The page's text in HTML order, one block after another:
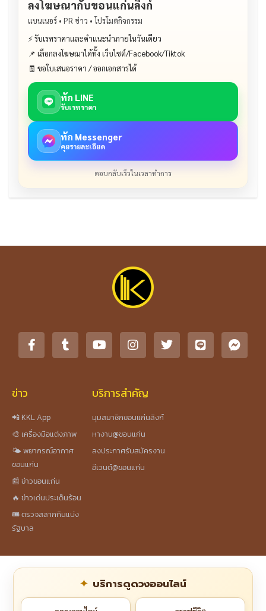
ลงโฆษณากับขอนแก่นลิงก์
แบนเนอร์ • PR ข่าว • โปรโมตกิจกรรม
⚡ รับเรทราคาและคำแนะนำภายในวันเดียว
📌 เลือกลงโฆษณาได้ทั้ง เว็บไซต์/Facebook/Tiktok
🧾 ขอใบเสนอราคา / ออกเอกสารได้
ทัก LINE
รับเรทราคา
ทัก Messenger
คุยรายละเอียด
ตอบกลับเร็วในเวลาทำการ
ข่าว
📲 KKL App
🎨 เครื่องมือแต่งภาพ
🌤️ พยากรณ์อากาศ
ขอนแก่น
📰 ข่าวขอนแก่น
🔥 ข่าวเด่นประเด็นร้อน
🎟️ ตรวจสลากกินแบ่ง
รัฐบาล
บริการสำคัญ
มุมสมาชิกขอนแก่นลิงก์
หางาน@ขอนแก่น
ลงประกาศรับสมัครงาน
อีเวนต์@ขอนแก่น
บริการดูดวงออนไลน์